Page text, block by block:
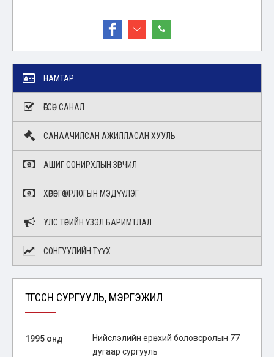
НАМТАР
ӨГСӨН САНАЛ
САНААЧИЛСАН АЖИЛЛАСАН ХУУЛЬ
АШИГ СОНИРХЛЫН ЗӨРЧИЛ
ХӨРӨНГӨ ОРЛОГЫН МЭДҮҮЛЭГ
УЛС ТӨРИЙН ҮЗЭЛ БАРИМТЛАЛ
СОНГУУЛИЙН ТҮҮХ
ТӨГССӨН СУРГУУЛЬ, МЭРГЭЖИЛ
1995 онд
Нийслэлийн ерөнхий боловсролын 77
дугаар сургууль